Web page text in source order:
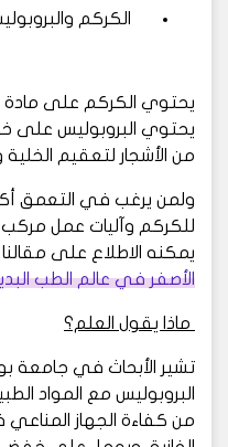
الكركم
يحتوي البروبوليس على
من الأشجار لتعقيم
ولمن يرغب في التعمق
للكركم وآليات عمل مركب
يمكنه الاطلاع على
الأصفر في عالم الطب
ماذا يقول العلم؟
تشير الأبحاث في جامعة
البروبوليس مع المواد
من كفاءة الجهاز المناعي